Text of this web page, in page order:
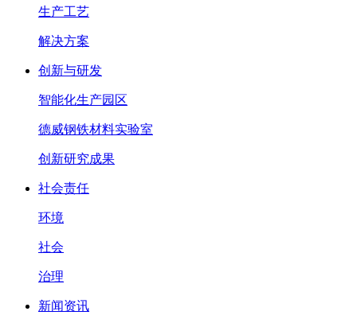
生产工艺
解决方案
创新与研发
智能化生产园区
德威钢铁材料实验室
创新研究成果
社会责任
环境
社会
治理
新闻资讯